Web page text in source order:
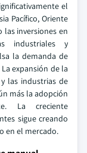
el
Pacífico, Oriente
las inversiones en
industriales y
la demanda de
expansión de la
las industrias de
más la adopción
La creciente
sigue creando
en el mercado.